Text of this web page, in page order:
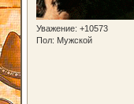
Уважение: +10573
Пол: Мужской